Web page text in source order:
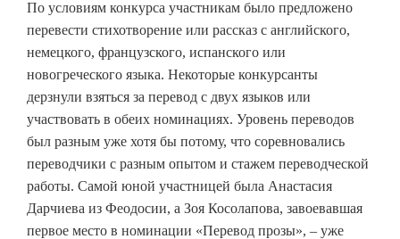
По условиям конкурса участникам было предложено
перевести стихотворение или рассказ с английского,
немецкого, французского, испанского или
новогреческого языка. Некоторые конкурсанты
дерзнули взяться за перевод с двух языков или
участвовать в обеих номинациях. Уровень переводов
был разным уже хотя бы потому, что соревновались
переводчики с разным опытом и стажем переводческой
работы. Самой юной участницей была Анастасия
Дарчиева из Феодосии, а Зоя Косолапова, завоевавшая
первое место в номинации «Перевод прозы», – уже